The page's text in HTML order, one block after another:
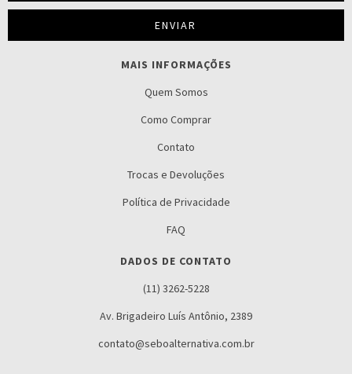
MAIS INFORMAÇÕES
Quem Somos
Como Comprar
Contato
Trocas e Devoluções
Política de Privacidade
FAQ
DADOS DE CONTATO
(11) 3262-5228
Av. Brigadeiro Luís Antônio, 2389
contato@seboalternativa.com.br